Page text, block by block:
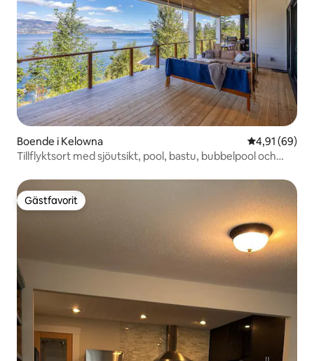
Boende i Kelowna 4,91 av 5 i
4,91 (69)
Tillflyktsort med sjöutsikt, pool, bastu, bubbelpool och
Gästfavorit
Gästfavorit